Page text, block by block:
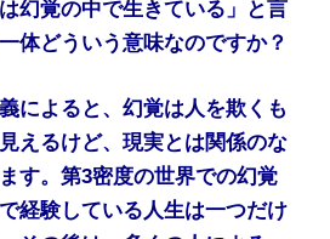
幻覚の中で生きている」と言
体どういう意味なのですか？
によると、幻覚は人を欺くも
えるけど、現実とは関係のな
す。第3密度の世界での幻覚
経験している人生は一つだけ